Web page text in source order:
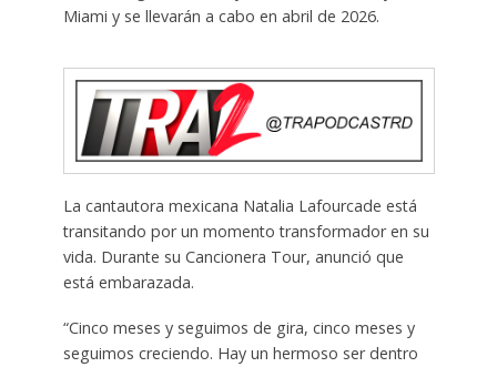
Miami y se llevarán a cabo en abril de 2026.
La cantautora mexicana Natalia Lafourcade está
transitando por un momento transformador en su
vida. Durante su Cancionera Tour, anunció que
está embarazada.
“Cinco meses y seguimos de gira, cinco meses y
seguimos creciendo. Hay un hermoso ser dentro